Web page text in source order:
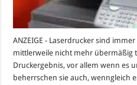
ANZEIGE - Laserdrucker sind
mittlerweile nicht mehr übermäßig
Druckergebnis, vor allem wenn es
beherrschen sie auch, wenngleich